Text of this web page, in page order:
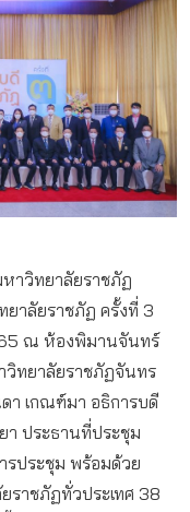
าวิทยาลัยราชภัฏ
ยาลัยราชภัฏ ครั้งที่ 3
ณ ห้องพิมานจันทร์
วิทยาลัยราชภัฏจันทร
า เกณฑ์มา อธิการบดี
า ประธานที่ประชุม
รประชุม พร้อมด้วย
ราชภัฏทั่วประเทศ 38